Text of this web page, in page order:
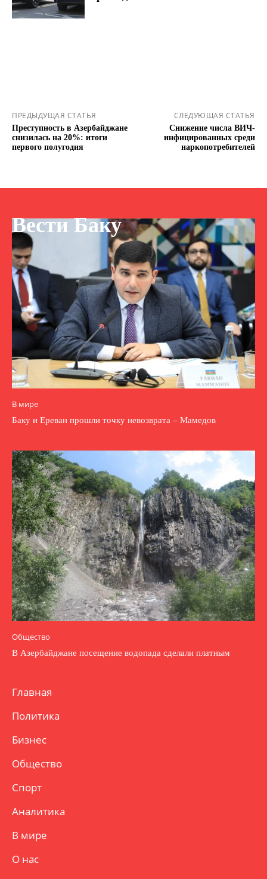
ПРЕДЫДУЩАЯ СТАТЬЯ
Преступность в Азербайджане
снизилась на 20%: итоги
первого полугодия
СЛЕДУЮЩАЯ СТАТЬЯ
Снижение числа ВИЧ-
инфицированных среди
наркопотребителей
Вести Баку
В мире
Баку и Ереван прошли точку невозврата – Мамедов
Общество
В Азербайджане посещение водопада сделали платным
Главная
Политика
Бизнес
Общество
Спорт
Аналитика
В мире
О нас